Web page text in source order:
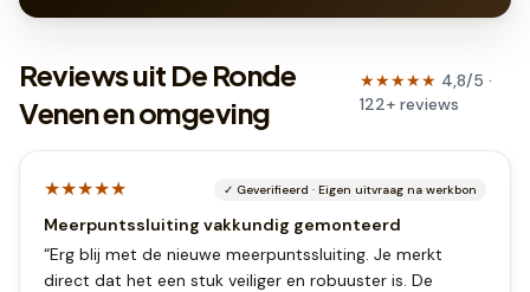
Reviews uit De Ronde
Venen en omgeving
★★★★★ 4,8/5 ·
122+reviews
★★★★★ ✓ Geverifieerd · Eigen uitvraag na werkbon
Meerpuntssluiting vakkundig gemonteerd
“Erg blij met de nieuwe meerpuntssluiting. Je merkt
direct dat het een stuk veiliger en robuuster is. De